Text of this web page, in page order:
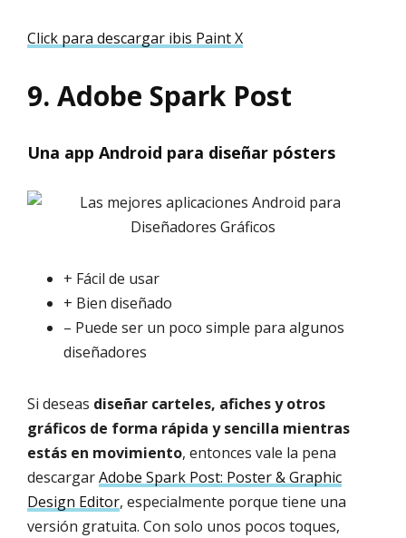
Click para descargar ibis Paint X
9. Adobe Spark Post
Una app Android para diseñar pósters
+ Fácil de usar
+ Bien diseñado
– Puede ser un poco simple para algunos
diseñadores
Si deseas diseñar carteles, afiches y otros
gráficos de forma rápida y sencilla mientras
estás en movimiento, entonces vale la pena
descargarAdobe Spark Post: Poster & Graphic
Design Editor, especialmente porque tiene una
versión gratuita. Con solo unos pocos toques,